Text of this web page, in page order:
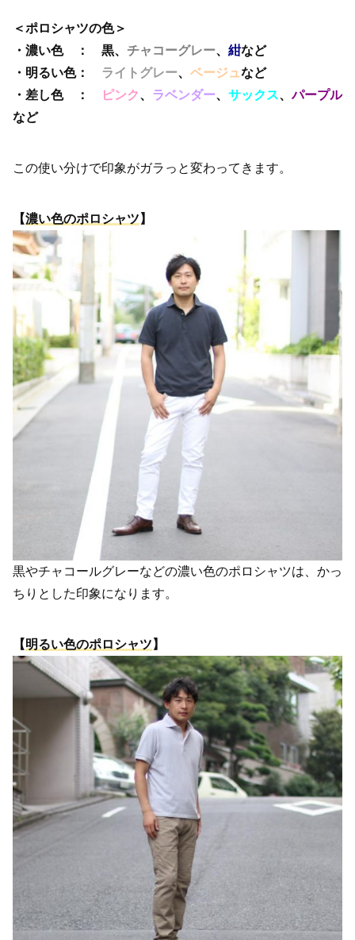
＜ポロシャツの色＞
・濃い色 ： 黒、 チャコーグレー、 紺など
・明るい色： ライトグレー、 ベージュなど
・差し色 ：
ピンク、 ラベンダー、 サックス、パープル
など
この使い分けで印象がガラっと変わってきます。
【濃い色のポロシャツ 】
黒やチャコールグレーなどの濃い色のポロシャツは、かっ
ちりとした印象になります。
【明るい色のポロシャツ 】